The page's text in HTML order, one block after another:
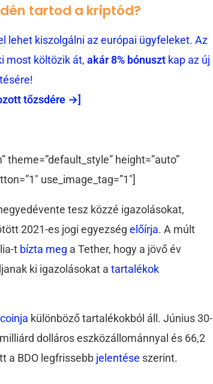
tartod a kriptód?
lehet kiszolgálni az európai ügyfeleket. Az
most költözik át, akár 8% bónuszt kap az új
tőzsdére →]
theme=”default_style” height=”auto”
use_image_tag=”1″]
tesz közzé igazolásokat,
2021-es jogi egyezségelőírja. A múlt
t bízta meg a Tether, hogy a jövő év
ki igazolásokat atartalékok
különböző tartalékokból áll. Június 30-
dolláros eszközállománnyal és 66,2
a BDO legfrissebb jelentése szerint.